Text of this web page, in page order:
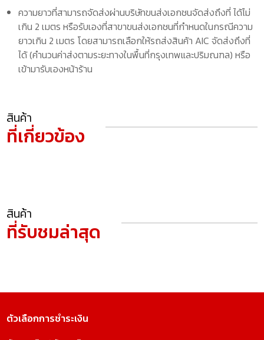
ความยาวที่สามารถจัดส่งผ่านบริษัทขนส่งเอกชนจัดส่งถึงที่ ได้ไม่
เกิน 2 เมตร หรือรับเองที่สาขาขนส่งเอกชนที่กำหนดในกรณีความ
ยาวเกิน 2 เมตร โดยสามารถเลือกให้รถส่งสินค้า AIC จัดส่งถึงที่
ได้ (คำนวนค่าส่งตามระยะทางในพื้นที่กรุงเทพและปริมณฑล) หรือ
เข้ามารับเองหน้าร้าน
สินค้า
ที่เกี่ยวข้อง
สินค้า
ที่รับชมล่าสุด
ตัวเลือกการชำระเงิน